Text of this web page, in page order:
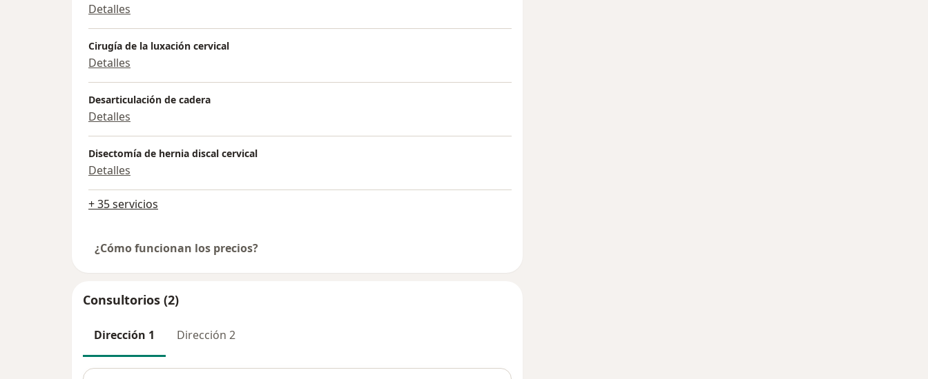
Detalles
Cirugía de la luxación cervical
Detalles
Desarticulación de cadera
Detalles
Disectomía de hernia discal cervical
Detalles
+ 35 servicios
¿Cómo funcionan los precios?
Consultorios (2)
Dirección 1 Dirección 2